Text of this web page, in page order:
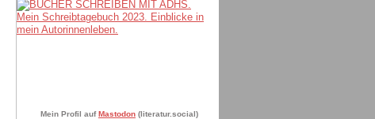
Mein Profil auf Mastodon (literatur.social)